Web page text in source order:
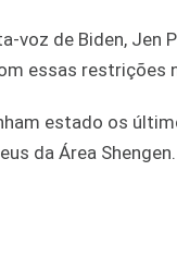
voz de Biden, Jen
essas restrições
estado os
da Área